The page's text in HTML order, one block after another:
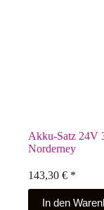
Akku-Satz 24V
Norderney
143,30 € *
In den